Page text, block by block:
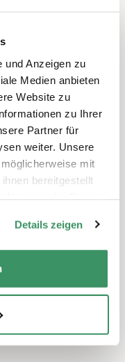
und Anzeigen zu
Medien anbieten
Website zu
zu Ihrer
Partner für
weiter. Unsere
mit
bereitgestellt
Details zeigen